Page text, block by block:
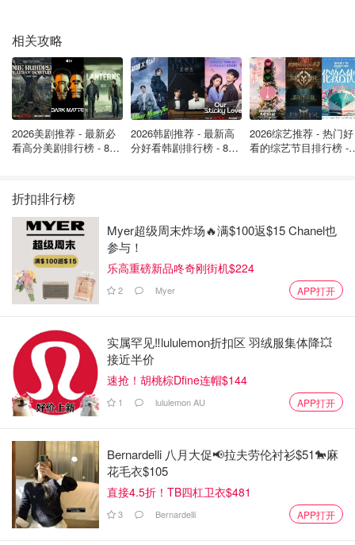
他声称，他没有得到麦当劳的赞助，但他选择了这家快餐
店，因为他的姓氏Maginnis过去曾为他赢得了 "巨无霸 "的
绰号。
星期一，也就是第35天，Maginnis招募他的妻子Melody加
入他100天挑战的其余部分。这个决定是由Maginnis页面上
"对于你们所有一直在关注说，'你是一个男人，你不明白这
是否对一个女人有用'--你猜怎么着？"他在视频中说："我的
妻子，Melody，将加入我们这个旅程的最后60天。"
"我知道很多女性都说，'这对绝经后的女性有用吗？我不知
道，但他一直很有灵感，"Melody谈到她的丈夫时说。
Maginnis一直在慢慢研究整个麦当劳的菜单。
相关攻略
2026美剧推荐 - 最新必
看高分美剧排行榜 - 8月
2026韩剧推荐 - 最新高
分好看韩剧排行榜 - 8月
2026综艺推荐 - 热门好
看的综艺节目排行榜 -
折扣排行榜
Myer超级周末炸场🔥满$100返$15 Chanel也
参与！
乐高重磅新品咚奇刚街机$224
2 Myer APP打开
实属罕见‼️lululemon折扣区 羽绒服集体降💥
接近半价
速抢！胡桃棕Dfine连帽$144
1 lululemon AU APP打开
Bernardelli 八月大促📢拉夫劳伦衬衫$51🐎麻
花毛衣$105
直接4.5折！TB四杠卫衣$481
3 Bernardelli APP打开